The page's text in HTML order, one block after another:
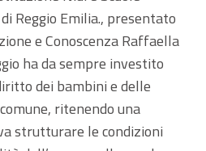
Reggio Emilia., presentato
e Conoscenza Raffaella
ha da sempre investito
dei bambini e delle
ritenendo una
strutturare le condizioni